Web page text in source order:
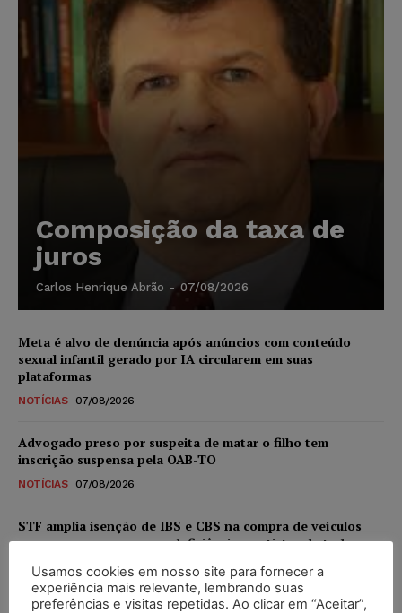
Composição da taxa de
juros
Carlos Henrique Abrão - 07/08/2026
Meta é alvo de denúncia após anúncios com conteúdo
sexual infantil gerado por IA circularem em suas
plataformas
NOTÍCIAS 07/08/2026
Advogado preso por suspeita de matar o filho tem
inscrição suspensa pela OAB-TO
NOTÍCIAS 07/08/2026
STF amplia isenção de IBS e CBS na compra de veículos
novos para pessoas com deficiência e autistas de todos os
DIREITO TRIBUTÁRIO 07/08/2026
Usamos cookies em nosso site para fornecer a
experiência mais relevante, lembrando suas
preferências e visitas repetidas. Ao clicar em “Aceitar”,